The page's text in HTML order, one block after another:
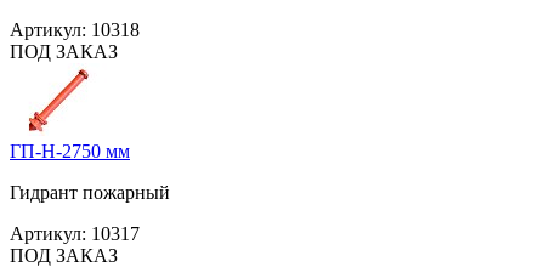
Артикул: 10318
ПОД ЗАКАЗ
ГП-Н-2750 мм
Гидрант пожарный
Артикул: 10317
ПОД ЗАКАЗ